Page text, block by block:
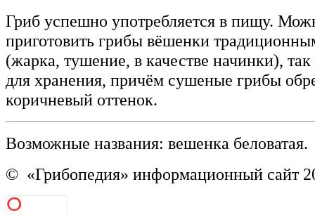
Гриб успешно употребляется в пищу.
приготовить грибы вёшенки
(жарка, тушение, в качестве начинки),
для хранения, причём сушеные грибы
коричневый оттенок.
Возможные названия: вешенка беловатая.
© «Грибопедия» информационный сайт